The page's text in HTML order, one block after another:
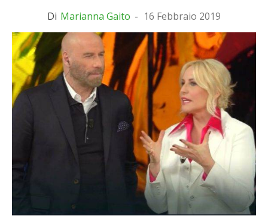
Di Marianna Gaito - 16 Febbraio 2019